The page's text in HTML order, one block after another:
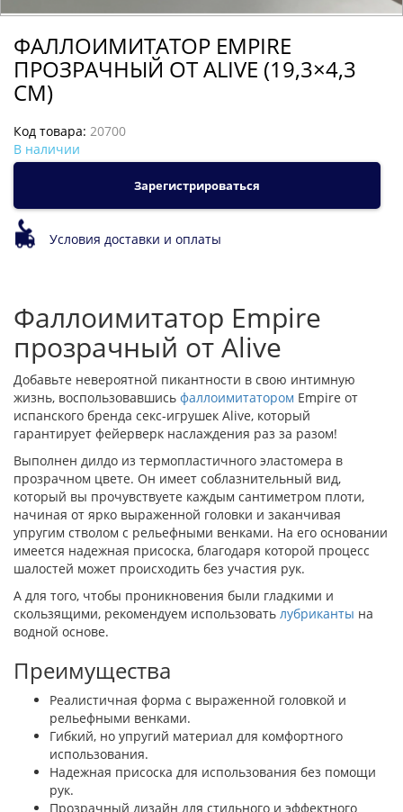
ФАЛЛОИМИТАТОР EMPIRE
ПРОЗРАЧНЫЙ ОТ ALIVE (19,3×4,3
СМ)
Код товара: 20700
В наличии
Зарегистрироваться
Условия доставки и оплаты
Фаллоимитатор Empire
прозрачный от Alive
Добавьте невероятной пикантности в свою интимную
жизнь, воспользовавшись фаллоимитатором Empire от
испанского бренда секс-игрушек Alive, который
гарантирует фейерверк наслаждения раз за разом!
Выполнен дилдо из термопластичного эластомера в
прозрачном цвете. Он имеет соблазнительный вид,
который вы прочувствуете каждым сантиметром плоти,
начиная от ярко выраженной головки и заканчивая
упругим стволом с рельефными венками. На его основании
имеется надежная присоска, благодаря которой процесс
шалостей может происходить без участия рук.
А для того, чтобы проникновения были гладкими и
скользящими, рекомендуем использовать лубриканты на
водной основе.
Преимущества
Реалистичная форма с выраженной головкой и
рельефными венками.
Гибкий, но упругий материал для комфортного
использования.
Надежная присоска для использования без помощи
рук.
Прозрачный дизайн для стильного и эффектного